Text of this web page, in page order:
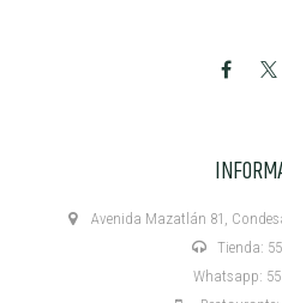
Avenida Mazatlán 81,
Tienda: 55
Whatsapp: 55